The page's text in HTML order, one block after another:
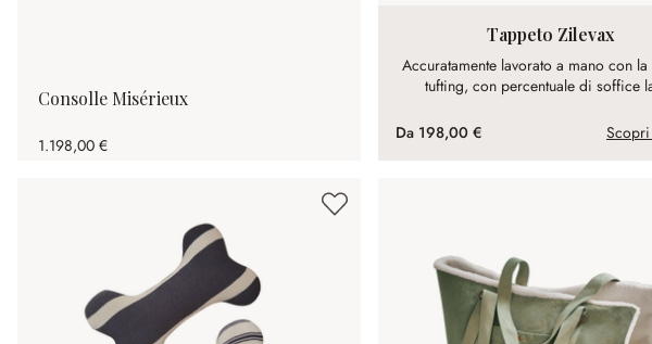
Consolle Misérieux
1.198,00 €
Tappeto Zilevax
Accuratamente lavorato a mano con la
tufting, con percentuale di soffice
Da 198,00 €